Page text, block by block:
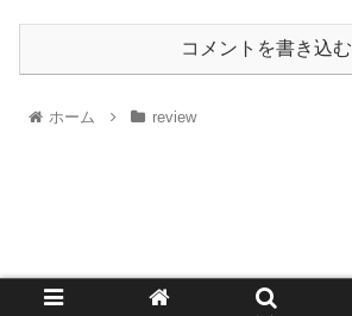
コメントを書き込む
ホーム review
1521
© 2014 1521.